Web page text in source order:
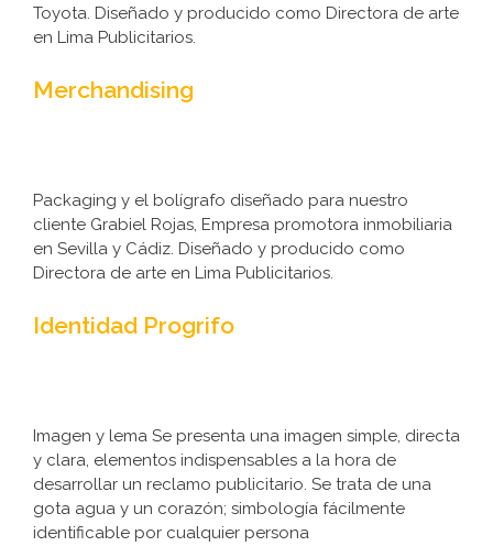
Toyota. Diseñado y producido como Directora de arte
en Lima Publicitarios.
Merchandising
Packaging y el bolígrafo diseñado para nuestro
cliente Grabiel Rojas, Empresa promotora inmobiliaria
en Sevilla y Cádiz. Diseñado y producido como
Directora de arte en Lima Publicitarios.
Identidad Progrifo
Imagen y lema Se presenta una imagen simple, directa
y clara, elementos indispensables a la hora de
desarrollar un reclamo publicitario. Se trata de una
gota agua y un corazón; simbología fácilmente
identificable por cualquier persona